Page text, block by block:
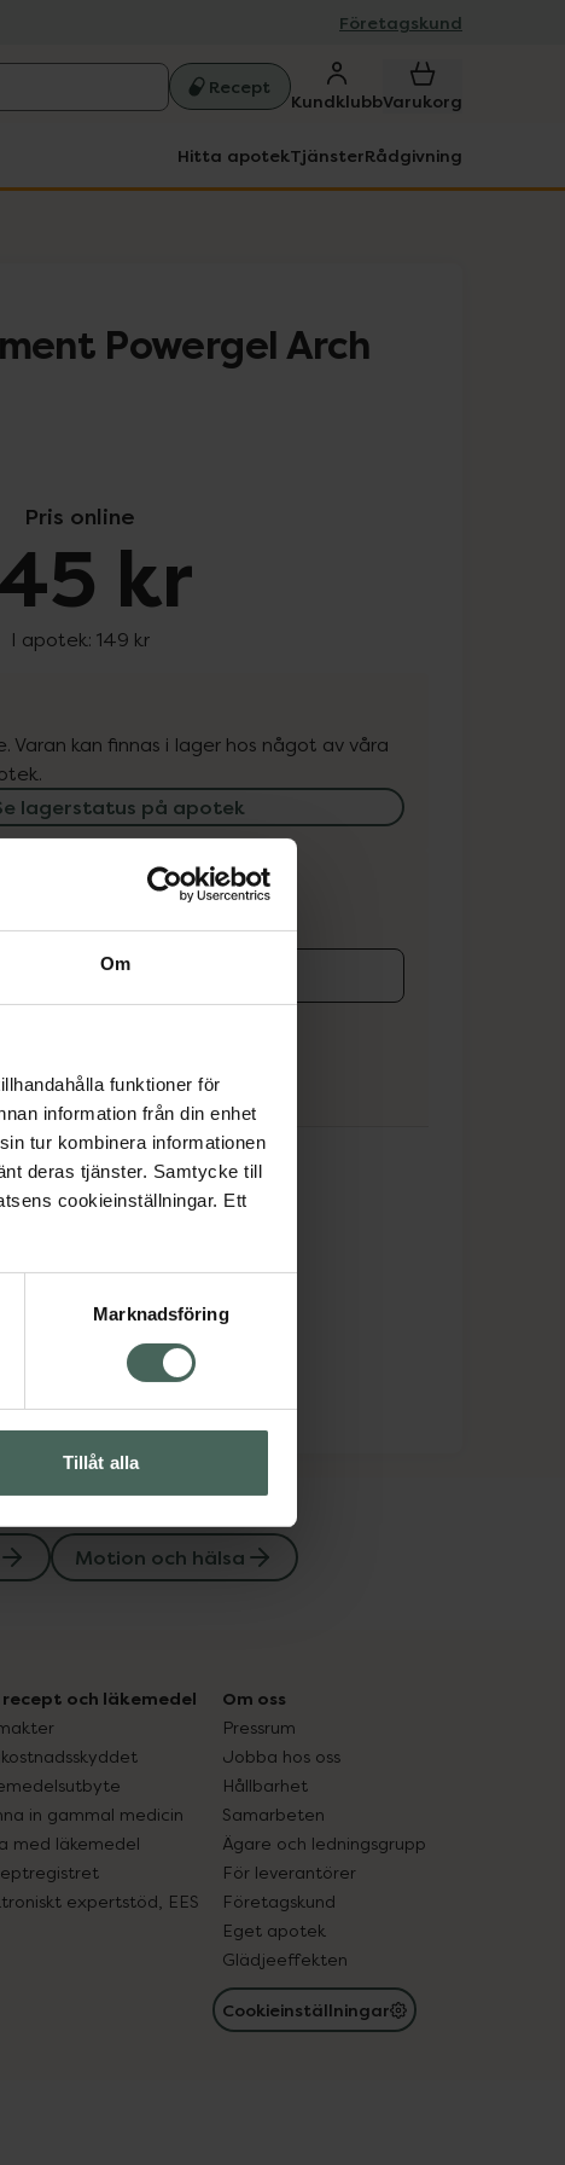
Om
funktioner för
information från din enhet
tur kombinera informationen
deras tjänster. Samtycke till
cookieinställningar. Ett
Marknadsföring
Tillåt alla
Företagskund
Recept
KundklubbVarukorg
Hitta apotekTjänsterRådgivning
Powergel Arch
Pris online
kr
I apotek: 149 kr
Varan kan finnas i lager hos något av våra
lagerstatus på apotek
i lager online
Movement
Motion och hälsa
recept och läkemedel
in gammal medicin
med läkemedel
expertstöd, EES
Om oss
Pressrum
Jobba hos oss
Hållbarhet
Samarbeten
Ägare och ledningsgrupp
För leverantörer
Företagskund
Eget apotek
Glädjeeffekten
Cookieinställningar